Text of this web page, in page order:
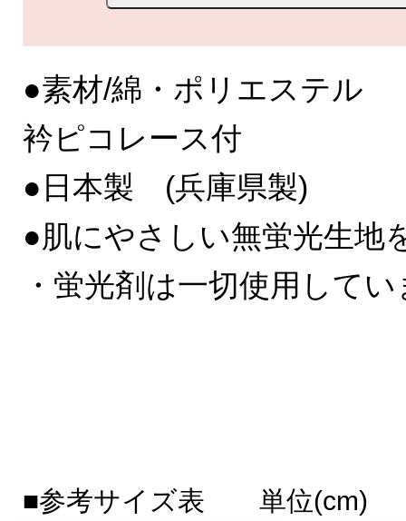
●素材/綿・ポリエステル
衿ピコレース付
●日本製 (兵庫県製)
●肌にやさしい無蛍光生地
・蛍光剤は一切使用して
■参考サイズ表 単位(cm)